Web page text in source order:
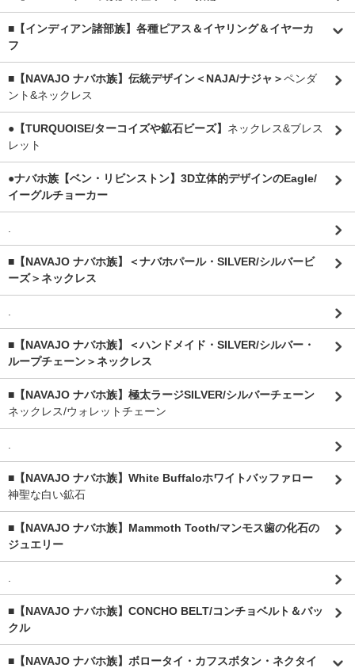
■【インディアン諸部族】各種ピアス＆イヤリング＆イヤーカ
フ
■【NAVAJO ナバホ族】伝統デザイン＜NAJA/ナジャ＞ペンダ
ント&ネックレス
●【TURQUOISE/ターコイズや鉱石ビーズ】 ネックレス&ブレス
レット
●ナバホ族【ベン・リビンストン】3D立体的デザインのEagle/
イーグルチョーカー
.
■【NAVAJO ナバホ族】＜ナバホパール・SILVER/シルバービ
ーズ＞ネックレス
.
■【NAVAJO ナバホ族】＜ハンドメイド・SILVER/シルバー・
ループチェーン＞ネックレス
■【NAVAJO ナバホ族】極太ラージSILVER/シルバーチェーン
ネックレス/ウォレットチェーン
.
■【NAVAJO ナバホ族】White Buffaloホワイトバッファロー
神聖な白い鉱石
■【NAVAJO ナバホ族】Mammoth Tooth/マンモス歯の化石の
ジュエリー
.
■【NAVAJO ナバホ族】CONCHO BELT/コンチョベルト＆バッ
クル
■【NAVAJO ナバホ族】ボロータイ・カフスボタン・ネクタイ